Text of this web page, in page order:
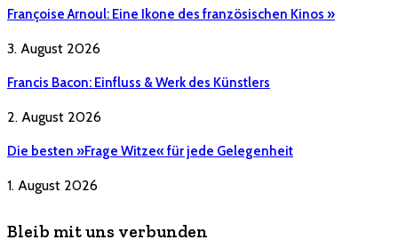
Françoise Arnoul: Eine Ikone des französischen Kinos »
3. August 2026
Francis Bacon: Einfluss & Werk des Künstlers
2. August 2026
Die besten »Frage Witze« für jede Gelegenheit
1. August 2026
Bleib mit uns verbunden